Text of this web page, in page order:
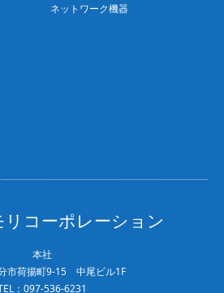
ネットワーク機器
リコーポレーション
本社
市荷揚町9-15 中尾ビル1F
：097-536-6231